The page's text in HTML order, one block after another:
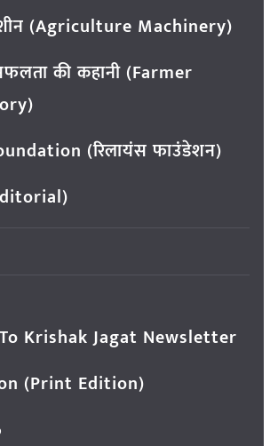
(Agriculture Machinery)
की कहानी (Farmer
(रिलायंस फाउंडेशन)
Krishak Jagat Newsletter
(Print Edition)